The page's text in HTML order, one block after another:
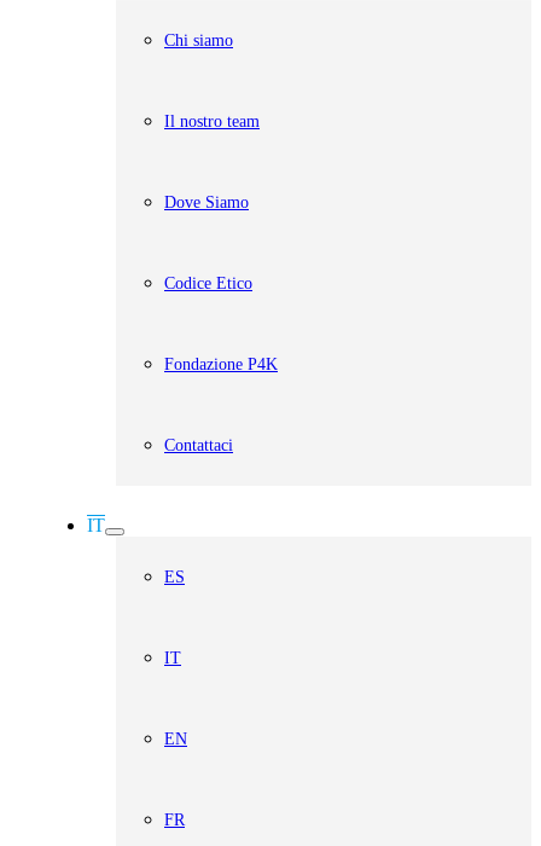
Chi siamo
Il nostro team
Dove Siamo
Codice Etico
Fondazione P4K
Contattaci
IT
ES
IT
EN
FR